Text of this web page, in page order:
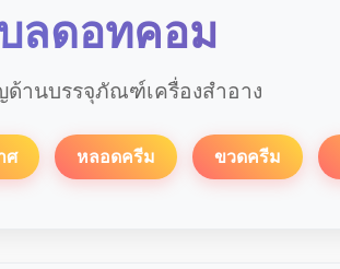
ลดอทคอม
ด้านบรรจุภัณฑ์เครื่องสำอาง
ศ หลอดครีม ขวดครีม